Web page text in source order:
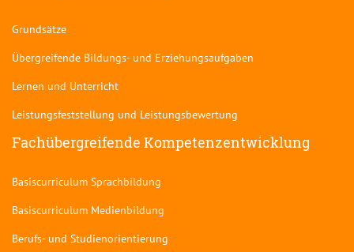
Grundsätze
Übergreifende Bildungs- und Erziehungsaufgaben
Lernen und Unterricht
Leistungsfeststellung und Leistungsbewertung
Fachübergreifende Kompetenzentwicklung
Basiscurriculum Sprachbildung
Basiscurriculum Medienbildung
Berufs- und Studienorientierung